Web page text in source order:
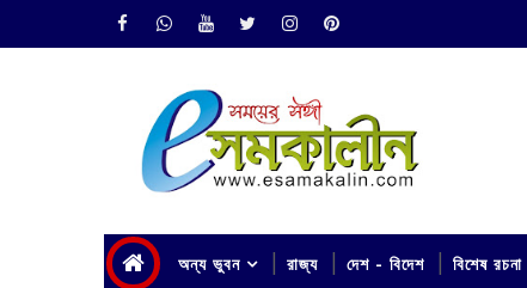
অন্য ভুবন রাজ্য দেশ - বিদেশ বিশেষ রচনা